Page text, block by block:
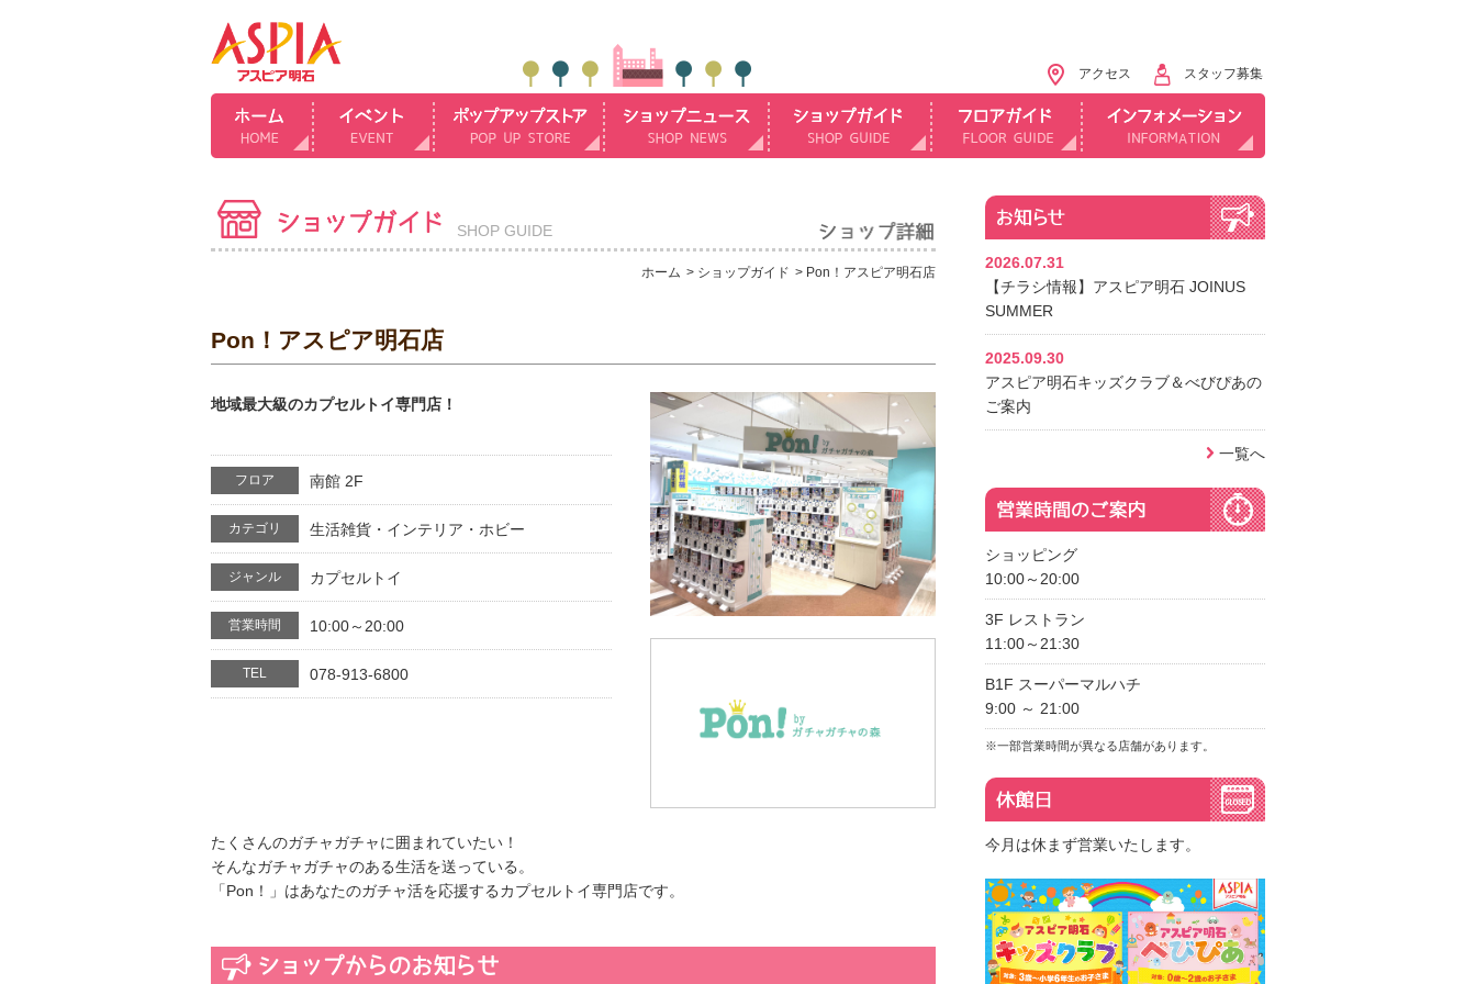
アクセス スタッフ募集
SHOP GUIDE
ホーム ショップガイド Pon！アスピア明石店
Pon！アスピア明石店
地域最大級のカプセルトイ専門店！
フロア 南館 2F
カテゴリ 生活雑貨・インテリア・ホビー
ジャンル カプセルトイ
営業時間 10:00～20:00
TEL 078-913-6800
たくさんのガチャガチャに囲まれていたい！
そんなガチャガチャのある生活を送っている。
「Pon！」はあなたのガチャ活を応援するカプセルトイ専門店です。
2026.07.31
【チラシ情報】アスピア明石 JOINUS
SUMMER
2025.09.30
アスピア明石キッズクラブ＆べびぴあの
ご案内
一覧へ
ショッピング
10:00～20:00
3F レストラン
11:00～21:30
B1F スーパーマルハチ
9:00 ～ 21:00
※一部営業時間が異なる店舗があります。
今月は休まず営業いたします。